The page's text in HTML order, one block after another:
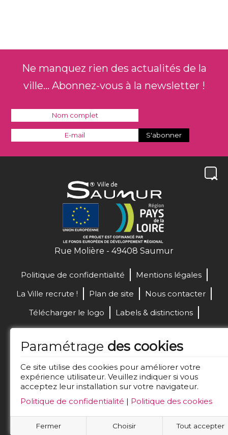
Paramétrage des cookies
Ce site utilise des cookies pour améliorer votre
expérience utilisateur. Veuillez indiquer si vous
acceptez leur installation sur votre navigateur.
Politique de confidentialité | Politique des cookies
Fermer Choisir Tout accepter
Ne manquez rien des actualités de la
ville... Abonnez-vous à la newsletter !
Rue Molière - 49408 Saumur
Politique de confidentialité
Mentions légales
La Ville recrute !
Plan de site
Nous contacter
Télécharger le logo
Labels & distinctions
Marchés publics
Réalisation de site :
Restez connecté